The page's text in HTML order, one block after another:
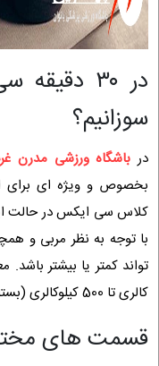
در ۳۰
سوزانیم؟
در باشگاه ورزشی مدرن
بخصوص و ویژه ای برای
با توجه به نظر مربی و
کالری تا 500 کیلوکالری (بسته به شدت و بار) خواهید سوزاند.
قسمت های